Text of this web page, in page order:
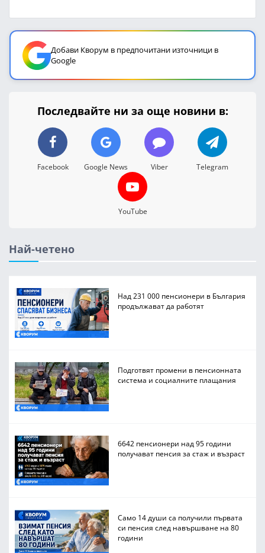
Добави Кворум в предпочитани източници в
Google
Последвайте ни за още новини в:
Facebook Google News Viber Telegram
YouTube
Най-четено
Над 231 000 пенсионери в България
продължават да работят
Подготвят промени в пенсионната
система и социалните плащания
6642 пенсионери над 95 години
получават пенсия за стаж и възраст
Само 14 души са получили първата
си пенсия след навършване на 80
години